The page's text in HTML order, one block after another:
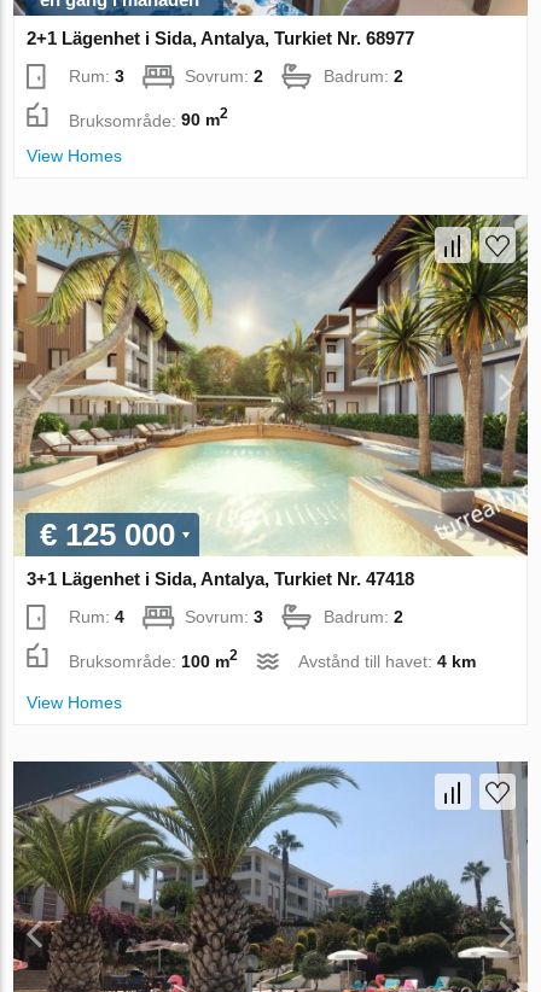
2+1 Lägenhet i Sida, Antalya, Turkiet Nr. 68977
Rum:3 Sovrum:2 Badrum:2
Bruksområde:90 m2
View Homes
€ 125 000
3+1 Lägenhet i Sida, Antalya, Turkiet Nr. 47418
Rum:4 Sovrum:3 Badrum:2
Bruksområde: 100 m2 Avstånd till havet:4 km
View Homes